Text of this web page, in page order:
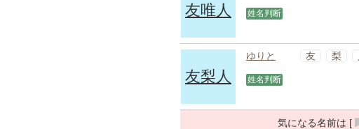
友唯人 姓名判断
友梨人
ゆりと 友 梨
姓名判断
気になる名前は [